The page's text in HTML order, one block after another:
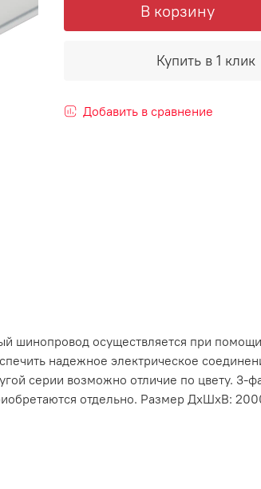
В корзину
Купить в 1 клик
Добавить в сравнение
шинопровод осуществляется при
надежное электрическое
серии возможно отличие по цвету. 3-
отдельно. Размер ДxШxВ: